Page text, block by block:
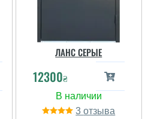
ЛАНС СЕРЫЕ
12300₴
3